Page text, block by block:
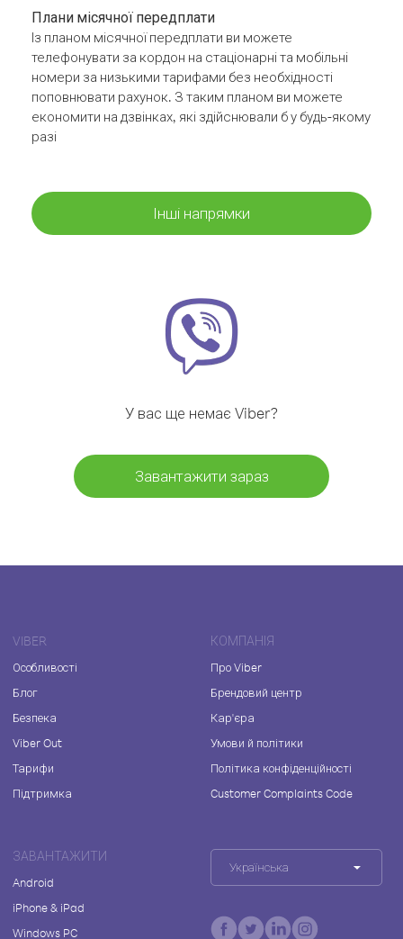
Плани місячної передплати
Із планом місячної передплати ви можете
телефонувати за кордон на стаціонарні та мобільні
номери за низькими тарифами без необхідності
поповнювати рахунок. З таким планом ви можете
економити на дзвінках, які здійснювали б у будь-якому
разі
Інші напрямки
У вас ще немає Viber?
Завантажити зараз
VIBER
Особливості
Блог
Безпека
Viber Out
Тарифи
Підтримка
КОМПАНІЯ
Про Viber
Брендовий центр
Кар'єра
Умови й політики
Політика конфіденційності
Customer Complaints Code
ЗАВАНТАЖИТИ
Android
iPhone & iPad
Windows PC
Українська